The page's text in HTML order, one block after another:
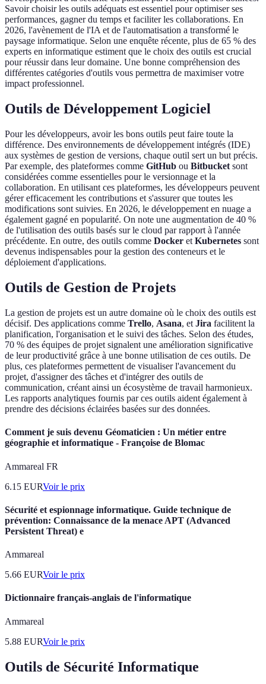
Savoir choisir les outils adéquats est essentiel pour optimiser ses
performances, gagner du temps et faciliter les collaborations. En
2026, l'avènement de l'IA et de l'automatisation a transformé le
paysage informatique. Selon une enquête récente, plus de 65 % des
experts en informatique estiment que le choix des outils est crucial
pour réussir dans leur domaine. Une bonne compréhension des
différentes catégories d'outils vous permettra de maximiser votre
impact professionnel.
Outils de Développement Logiciel
Pour les développeurs, avoir les bons outils peut faire toute la
différence. Des environnements de développement intégrés (IDE)
aux systèmes de gestion de versions, chaque outil sert un but précis.
Par exemple, des plateformes comme GitHub ou Bitbucket sont
considérées comme essentielles pour le versionnage et la
collaboration. En utilisant ces plateformes, les développeurs peuvent
gérer efficacement les contributions et s'assurer que toutes les
modifications sont suivies. En 2026, le développement en nuage a
également gagné en popularité. On note une augmentation de 40 %
de l'utilisation des outils basés sur le cloud par rapport à l'année
précédente. En outre, des outils comme Docker et Kubernetes sont
devenus indispensables pour la gestion des conteneurs et le
déploiement d'applications.
Outils de Gestion de Projets
La gestion de projets est un autre domaine où le choix des outils est
décisif. Des applications comme Trello, Asana, et Jira facilitent la
planification, l'organisation et le suivi des tâches. Selon des études,
70 % des équipes de projet signalent une amélioration significative
de leur productivité grâce à une bonne utilisation de ces outils. De
plus, ces plateformes permettent de visualiser l'avancement du
projet, d'assigner des tâches et d'intégrer des outils de
communication, créant ainsi un écosystème de travail harmonieux.
Les rapports analytiques fournis par ces outils aident également à
prendre des décisions éclairées basées sur des données.
Comment je suis devenu Géomaticien : Un métier entre
géographie et informatique - Françoise de Blomac
Ammareal FR
6.15 EURVoir le prix
Sécurité et espionnage informatique. Guide technique de
prévention: Connaissance de la menace APT (Advanced
Persistent Threat) e
Ammareal
5.66 EURVoir le prix
Dictionnaire français-anglais de l'informatique
Ammareal
5.88 EURVoir le prix
Outils de Sécurité Informatique